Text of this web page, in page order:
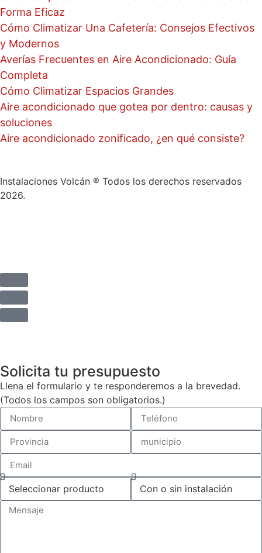
Forma Eficaz
Cómo Climatizar Una Cafetería: Consejos Efectivos
y Modernos
Averías Frecuentes en Aire Acondicionado: Guía
Completa
Cómo Climatizar Espacios Grandes
Aire acondicionado que gotea por dentro: causas y
soluciones
Aire acondicionado zonificado, ¿en qué consiste?
Instalaciones Volcán ® Todos los derechos reservados
2026.
Solicita tu presupuesto
Llena el formulario y te responderemos a la brevedad.
(Todos los campos son obligatorios.)